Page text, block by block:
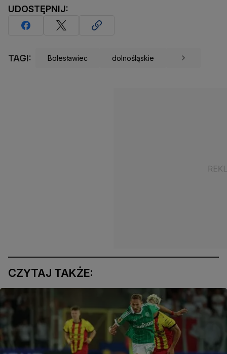
UDOSTĘPNIJ:
TAGI: Bolesławiec dolnośląskie
CZYTAJ TAKŻE: